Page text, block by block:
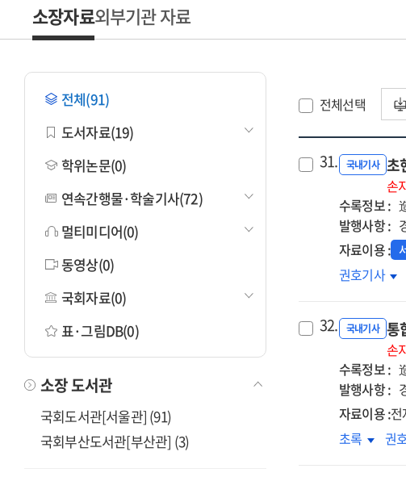
소장자료외부기관 자료
전체(91)
도서자료(19)
학위논문(0)
연속간행물·학술기사(72)
멀티미디어(0)
동영상(0)
국회자료(0)
표·그림DB(0)
소장 도서관
국회도서관[서울관] (91)
국회부산도서관[부산관] (3)
전체선택
31. 국내기사 초
손
수록정보 :
발행사항 :
자료이용 :
초현실주의
창의적
지도
방안
권호기사
32. 국내기사 통
손
수록정보 :
발행사항 :
자료이용 :
통합
초록
통
권